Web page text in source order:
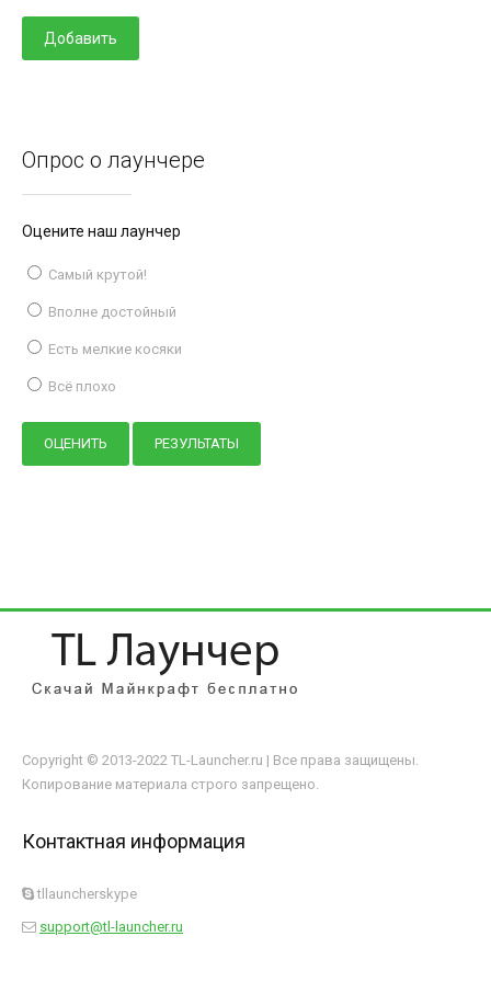
Опрос о лаунчере
Оцените наш лаунчер
Самый крутой!
Вполне достойный
Есть мелкие косяки
Всё плохо
Copyright © 2013-2022 TL-Launcher.ru | Все права защищены.
Копирование материала строго запрещено.
Контактная информация
tllauncherskype
support@tl-launcher.ru